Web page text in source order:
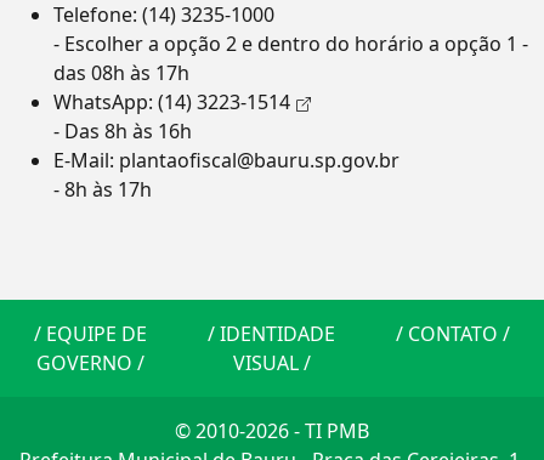
Telefone: (14) 3235-1000
- Escolher a opção 2 e dentro do horário a opção 1 -
das 08h às 17h
WhatsApp: (14) 3223-1514
- Das 8h às 16h
E-Mail: plantaofiscal@bauru.sp.gov.br
- 8h às 17h
/ EQUIPE DE
GOVERNO /
/IDENTIDADE
VISUAL/
/ CONTATO /
© 2010-2026 - TI PMB